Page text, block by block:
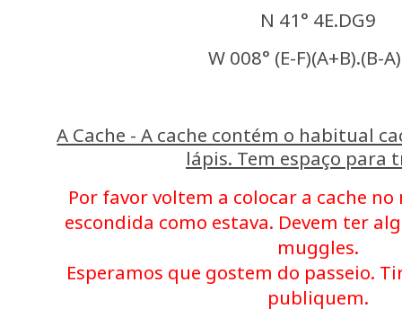
N 41° 4E.DG9
W 008° (E-F)(A+B).(B-
A Cache - A cache contém o habitual
lápis. Tem espaço para
Por favor voltem a colocar a cache
escondida como estava. Devem ter
muggles.
Esperamos que gostem do passeio.
publiquem.